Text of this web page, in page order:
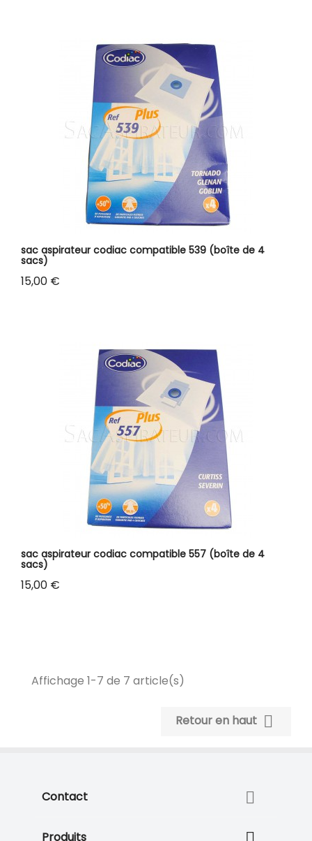
sac aspirateur codiac compatible 539 (boîte de 4
sacs)
Prix
15,00 €
sac aspirateur codiac compatible 557 (boîte de 4
sacs)
Prix
15,00 €
Affichage 1-7 de 7 article(s)
Retour en haut 
Contact 
Produits